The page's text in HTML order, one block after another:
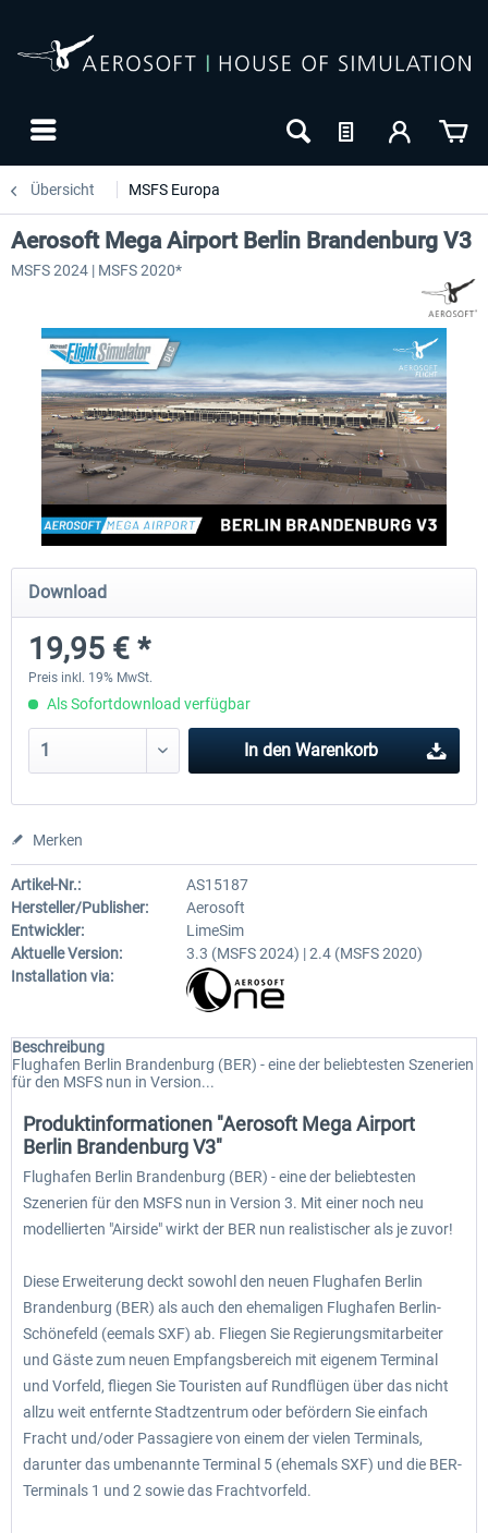
Übersicht MSFS Europa
Aerosoft Mega Airport Brüssel
24,95 € *
Aerosoft Airport Köln/
Aerosoft Mega Airport Berlin Brandenburg V3
MSFS 2024 | MSFS 2020*
Download
19,95 € *
Preis inkl. 19% MwSt.
Als Sofortdownload verfügbar
In den Warenkorb
Merken
Artikel-Nr.:
AS15187
Hersteller/Publisher:
Aerosoft
Entwickler:
LimeSim
Aktuelle Version:
3.3 (MSFS 2024) | 2.4 (MSFS 2020)
Installation via:
Beschreibung
Flughafen Berlin Brandenburg (BER) - eine der beliebtesten Szenerien
für den MSFS nun in Version...
Produktinformationen "Aerosoft Mega Airport
Berlin Brandenburg V3"
Flughafen Berlin Brandenburg (BER) - eine der beliebtesten
Szenerien für den MSFS nun in Version 3. Mit einer noch neu
modellierten "Airside" wirkt der BER nun realistischer als je zuvor!
Diese Erweiterung deckt sowohl den neuen Flughafen Berlin
Brandenburg (BER) als auch den ehemaligen Flughafen Berlin-
Schönefeld (eemals SXF) ab. Fliegen Sie Regierungsmitarbeiter
und Gäste zum neuen Empfangsbereich mit eigenem Terminal
und Vorfeld, fliegen Sie Touristen auf Rundflügen über das nicht
allzu weit entfernte Stadtzentrum oder befördern Sie einfach
Fracht und/oder Passagiere von einem der vielen Terminals,
darunter das umbenannte Terminal 5 (ehemals SXF) und die BER-
Terminals 1 und 2 sowie das Frachtvorfeld.